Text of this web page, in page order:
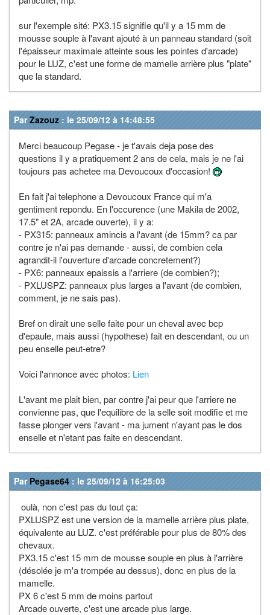
sur l'exemple sité: PX3.15 signifie qu'il y a 15 mm de
mousse souple à l'avant ajouté à un panneau standard (soit
l'épaisseur maximale atteinte sous les pointes d'arcade)
pour le LUZ, c'est une forme de mamelle arrière plus "plate"
que la standard.
ParZazouz : le 25/09/12 à 14:48:55
Merci beaucoup Pegase - je t'avais deja pose des
questions il y a pratiquement 2 ans de cela, mais je ne l'ai
toujours pas achetee ma Devoucoux d'occasion!
En fait j'ai telephone a Devoucoux France qui m'a
gentiment repondu. En l'occurence (une Makila de 2002,
17.5" et 2A, arcade ouverte), il y a:
- PX315: panneaux amincis a l'avant (de 15mm? ca par
contre je n'ai pas demande - aussi, de combien cela
agrandit-il l'ouverture d'arcade concretement?)
- PX6: panneaux epaissis a l'arriere (de combien?);
- PXLUSPZ: panneaux plus larges a l'avant (de combien,
comment, je ne sais pas).
Bref on dirait une selle faite pour un cheval avec bcp
d'epaule, mais aussi (hypothese) fait en descendant, ou un
peu enselle peut-etre?
Voici l'annonce avec photos: Lien
L'avant me plait bien, par contre j'ai peur que l'arriere ne
convienne pas, que l'equilibre de la selle soit modifie et me
fasse plonger vers l'avant - ma jument n'ayant pas le dos
enselle et n'etant pas faite en descendant.
Par Pegase64 : le 25/09/12 à 16:25:03
oulà, non c'est pas du tout ça:
PXLUSPZ est une version de la mamelle arrière plus plate,
équivalente au LUZ. c'est préférable pour plus de 80% des
chevaux.
PX3.15 c'est 15 mm de mousse souple en plus à l'arrière
(désolée je m'a trompée au dessus), donc en plus de la
mamelle.
PX 6 c'est 5 mm de moins partout
Arcade ouverte, c'est une arcade plus large.